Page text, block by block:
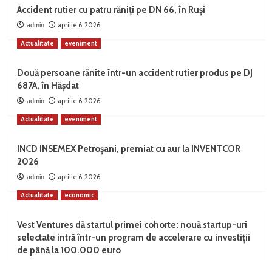
Accident rutier cu patru răniți pe DN 66, în Ruși
admin aprilie 6, 2026
Actualitate eveniment
Două persoane rănite într-un accident rutier produs pe DJ
687A, în Hășdat
admin aprilie 6, 2026
Actualitate eveniment
INCD INSEMEX Petroșani, premiat cu aur la INVENTCOR
2026
admin aprilie 6, 2026
Actualitate economic
Vest Ventures dă startul primei cohorte: nouă startup-uri
selectate intră într-un program de accelerare cu investiții
de până la 100.000 euro